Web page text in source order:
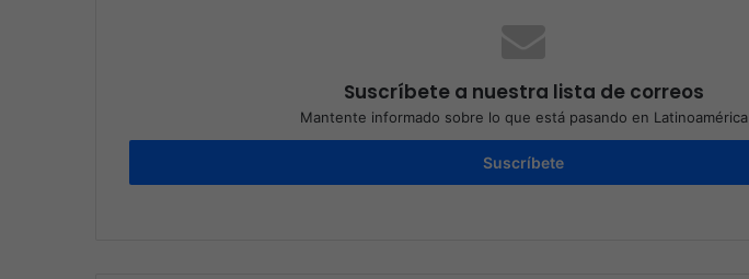
Suscríbete a nuestra lista de correos
Mantente informado sobre lo que está pasando en Latinoamérica
Suscríbete